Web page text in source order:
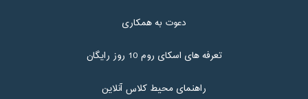
دعوت به همکاری
تعرفه های اسکای روم 10 روز رایگان
راهنمای محیط کلاس آنلاین